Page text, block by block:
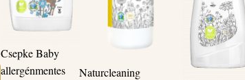
Csepke Baby
allergénmentes
Naturcleaning